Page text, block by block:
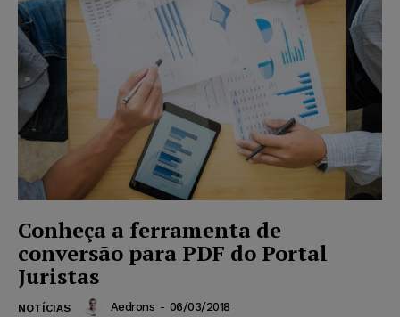
Conheça a ferramenta de
conversão para PDF do Portal
Juristas
NOTÍCIAS Aedrons - 06/03/2018